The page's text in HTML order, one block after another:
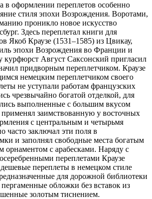
в оформлении переплетов особенно
стиля эпохи Возрождения. Воротами,
проникло новое искусство
Здесь переплетал книги для
Якоб Краузе (1531–1585) из Цвикау,
эпохи Возрождения во Франции и
курфюрст Август Саксонский пригласил
придворным переплетчиком. Краузе
немецким переплетчиком своего
не уступали работам французских
чрезвычайно богатой отделкой, для
выполненные с большим вкусом
заимствованную у восточных
с центральным и четырьмя
часто заключал эти поля в
и заполнял свободные места богатым
орнаментом с арабесками. Наряду с
переплетами Краузе
дешевые переплеты в немецком стиле
для дорожной библиотеки
обложки без вставок из
золотым тиснением.